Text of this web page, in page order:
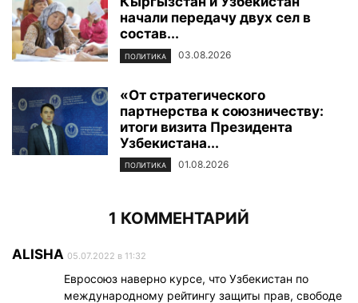
начали передачу двух сел в
состав...
ПОЛИТИКА 03.08.2026
«От стратегического
партнерства к союзничеству:
итоги визита Президента
Узбекистана...
ПОЛИТИКА 01.08.2026
1 КОММЕНТАРИЙ
ALISHA 05.07.2022 в 11:32
Евросоюз наверно курсе, что Узбекистан по
международному рейтингу защиты прав, свободе